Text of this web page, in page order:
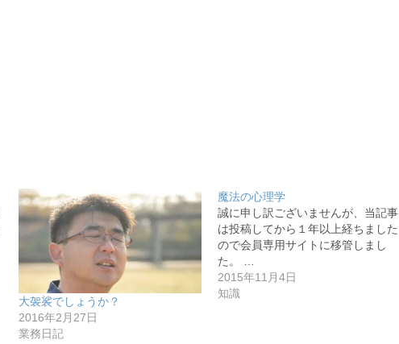
大袈裟でしょうか？
2016年2月27日
業務日記
魔法の心理学
誠に申し訳ございませんが、当記事
は投稿してから１年以上経ちました
ので会員専用サイトに移管しまし
た。 …
2015年11月4日
知識